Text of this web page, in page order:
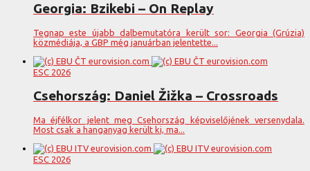
Georgia: Bzikebi – On Replay
Tegnap este újabb dalbemutatóra került sor: Georgia (Grúzia)
közmédiája, a GBP még januárban jelentette...
ESC 2026
Csehország: Daniel Žižka – Crossroads
Ma éjfélkor jelent meg Csehország képviselőjének versenydala.
Most csak a hanganyag került ki, ma...
ESC 2026